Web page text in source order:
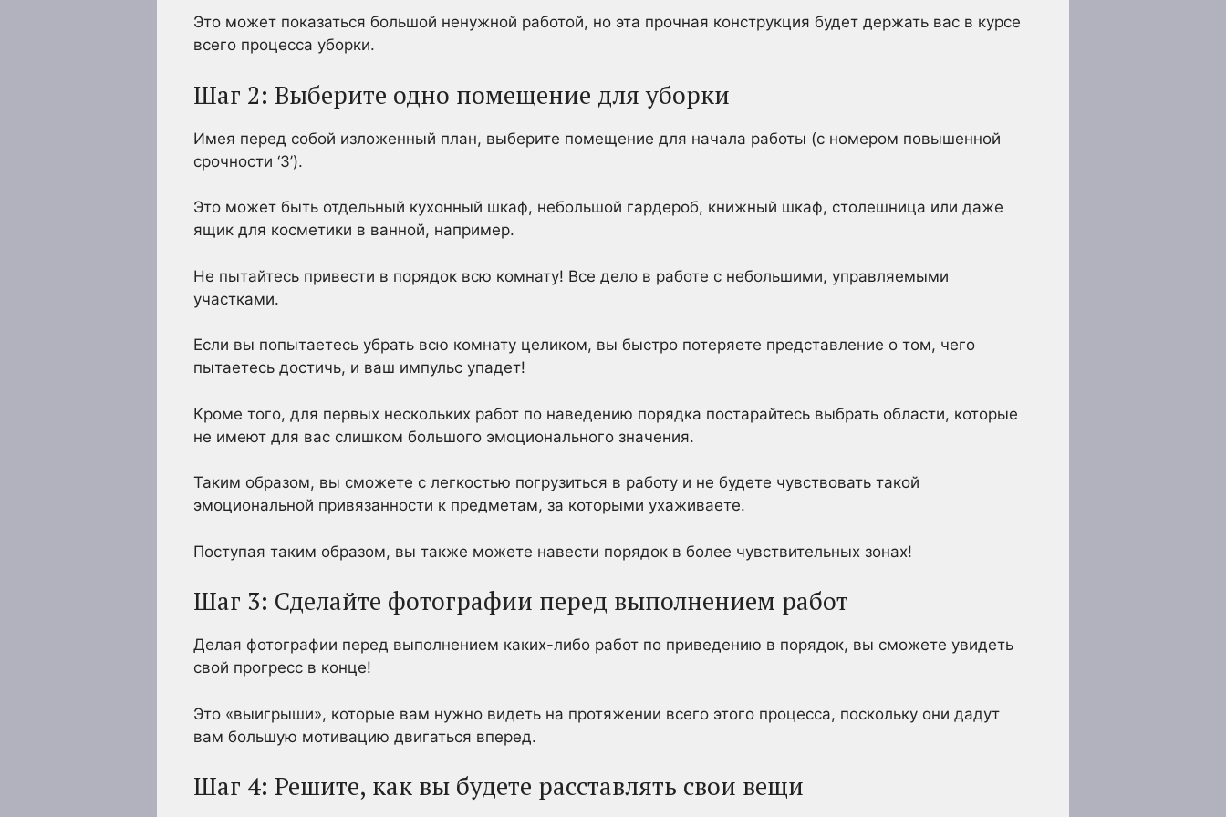
Это может показаться большой ненужной работой, но эта прочная конструкция будет держать вас в курсе
всего процесса уборки.
Шаг 2: Выберите одно помещение для уборки
Имея перед собой изложенный план, выберите помещение для начала работы (с номером повышенной
срочности ‘3’).
Это может быть отдельный кухонный шкаф, небольшой гардероб, книжный шкаф, столешница или даже
ящик для косметики в ванной, например.
Не пытайтесь привести в порядок всю комнату! Все дело в работе с небольшими, управляемыми
участками.
Если вы попытаетесь убрать всю комнату целиком, вы быстро потеряете представление о том, чего
пытаетесь достичь, и ваш импульс упадет!
Кроме того, для первых нескольких работ по наведению порядка постарайтесь выбрать области, которые
не имеют для вас слишком большого эмоционального значения.
Таким образом, вы сможете с легкостью погрузиться в работу и не будете чувствовать такой
эмоциональной привязанности к предметам, за которыми ухаживаете.
Поступая таким образом, вы также можете навести порядок в более чувствительных зонах!
Шаг 3: Сделайте фотографии перед выполнением работ
Делая фотографии перед выполнением каких-либо работ по приведению в порядок, вы сможете увидеть
свой прогресс в конце!
Это «выигрыши», которые вам нужно видеть на протяжении всего этого процесса, поскольку они дадут
вам большую мотивацию двигаться вперед.
Шаг 4: Решите, как вы будете расставлять свои вещи